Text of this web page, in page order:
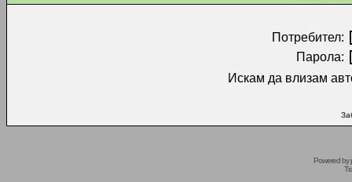
Потребител:
Парола:
Искам да влизам
Powered by